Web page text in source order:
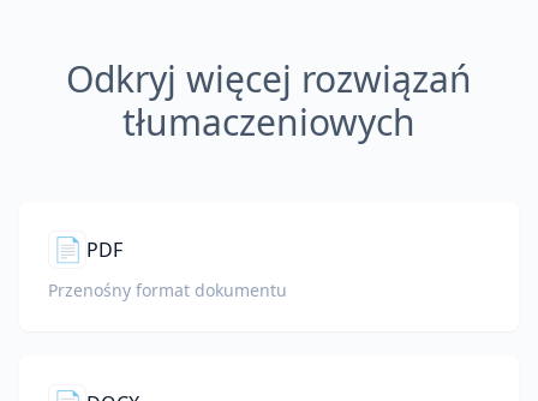
Odkryj więcej rozwiązań
tłumaczeniowych
📄 PDF
Przenośny format dokumentu